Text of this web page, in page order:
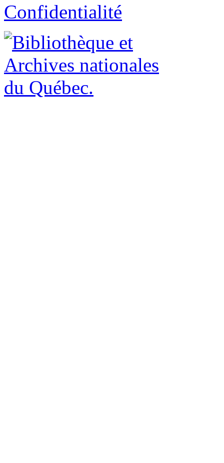
Confidentialité